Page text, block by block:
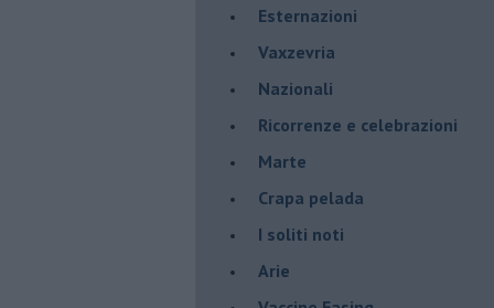
Esternazioni
Vaxzevria
Nazionali
​Ricorrenze e celebrazioni
Marte
​Crapa pelada
​I soliti noti
Arie